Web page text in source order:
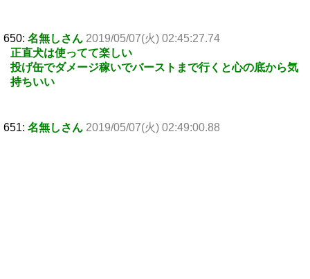
650: 名無しさん 2019/05/07(火) 02:45:27.74
正直犬は使ってて楽しい
投げ缶でダメージ稼いでバーストまで行くと心の底から気
持ちいい
651: 名無しさん 2019/05/07(火) 02:49:00.88